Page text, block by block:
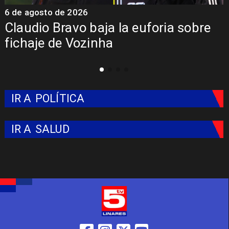
Presentación de Vozinha en Colo
Colo: Fecha, Estadio y Contrato
5 de agosto de 2026
IR A POLÍTICA
IR A SALUD